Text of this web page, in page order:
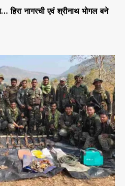
हिरा नागरची एवं श्रीनाथ भोगल बने